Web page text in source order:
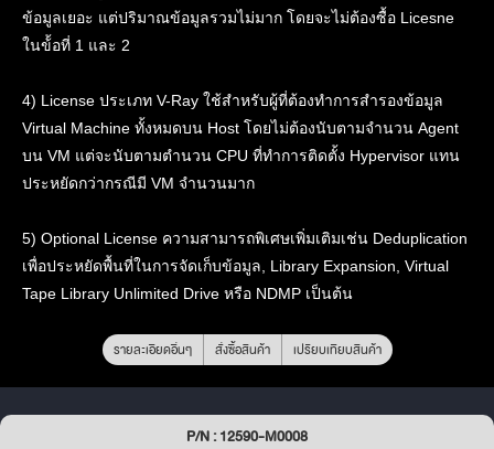
ข้อมูลเยอะ แต่ปริมาณข้อมูลรวมไม่มาก โดยจะไม่ต้องซื้อ Licesne
ในข้้อที่ 1 และ 2
4) License ประเภท V-Ray ใช้สำหรับผู้ที่ต้องทำการสำรองข้อมูล
Virtual Machine ทั้งหมดบน Host โดยไม่ต้องนับตามจำนวน Agent
บน VM แต่จะนับตามตำนวน CPU ที่ทำการติดตั้ง Hypervisor แทน
ประหยัดกว่ากรณีมี VM จำนวนมาก
5) Optional License ความสามารถพิเศษเพิ่มเติมเช่น Deduplication
เพื่อประหยัดพื้นที่ในการจัดเก็บข้อมูล, Library Expansion, Virtual
Tape Library Unlimited Drive หรือ NDMP เป็นต้น
รายละเอียดอื่นๆ สั่งซื้อสินค้า เปรียบเทียบสินค้า
P/N : 12590-M0008